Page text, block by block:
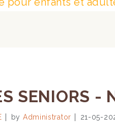
SENIORS -
by Administrator 21-05-